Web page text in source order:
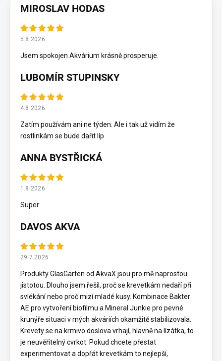
MIROSLAV HODAS
5.8.2026
Jsem spokojen Akvárium krásně prosperuje.
LUBOMÍR STUPINSKY
4.8.2026
Zatím používám ani ne týden. Ale i tak už vidím že
rostlinkám se bude dařit líp
ANNA BYSTŘICKÁ
1.8.2026
Super
DAVOS AKVA
29.7.2026
Produkty GlasGarten od AkvaX jsou pro mě naprostou
jistotou. Dlouho jsem řešil, proč se krevetkám nedaří při
svlékání nebo proč mizí mladé kusy. Kombinace Bakter
AE pro vytvoření biofilmu a Mineral Junkie pro pevné
krunýře situaci v mých akváriích okamžitě stabilizovala.
Krevety se na krmivo doslova vrhají, hlavně na lízátka, to
je neuvěřitelný cvrkot. Pokud chcete přestat
experimentovat a dopřát krevetkám to nejlepší,